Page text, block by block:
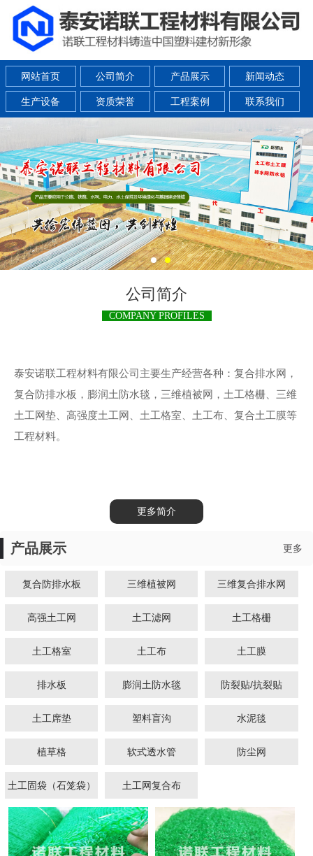
网站首页 公司简介 产品展示 新闻动态
生产设备 资质荣誉 工程案例 联系我们
公司简介
COMPANY PROFILES
泰安诺联工程材料有限公司主要生产经营各种：复合排水网，
复合防排水板，膨润土防水毯，三维植被网，土工格栅、三维
土工网垫、高强度土工网、土工格室、土工布、复合土工膜等
工程材料。
更多简介
产品展示 更多
复合防排水板 三维植被网 三维复合排水网
高强土工网 土工滤网 土工格栅
土工格室 土工布 土工膜
排水板 膨润土防水毯 防裂贴/抗裂贴
土工席垫 塑料盲沟 水泥毯
植草格 软式透水管 防尘网
土工固袋（石笼袋） 土工网复合布